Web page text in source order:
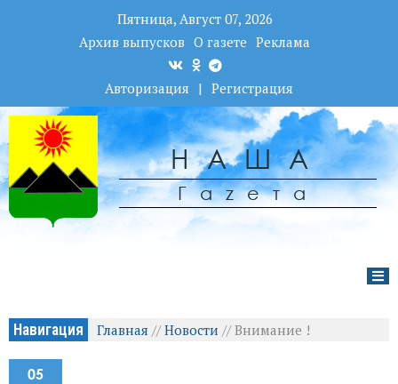
Пятница, Август 07, 2026
Архив выпусков О газете Реклама
Авторизация | Регистрация
НАША
Гаzета
Навигация Главная //Новости //Внимание !
05